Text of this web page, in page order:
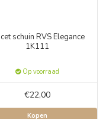
schuin RVS Elegance
1K111
Op voorraad
€22,00
Kopen